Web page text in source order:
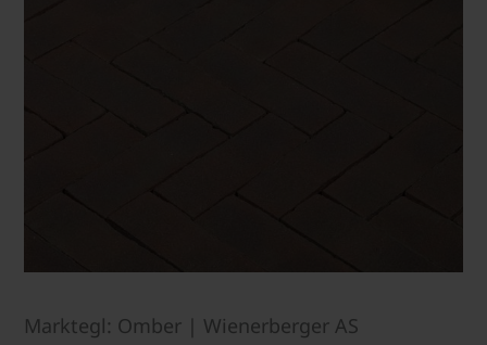
Marktegl: Omber | Wienerberger AS